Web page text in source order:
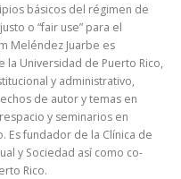
básicos del régimen de
o “fair use” para el
Meléndez Juarbe es
la Universidad de Puerto Rico,
y administrativo,
de autor y temas en
y seminarios en
Es fundador de la Clínica de
y Sociedad así como co-
Rico.